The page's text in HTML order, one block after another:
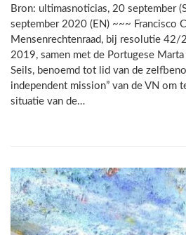
Bron: ultimasnoticias, 20 september
september 2020 (EN) ~~~ Francisco
Mensenrechtenraad, bij resolutie 42/
2019, samen met de Portugese Marta
Seils, benoemd tot lid van de
independent mission” van de VN om
situatie van de…